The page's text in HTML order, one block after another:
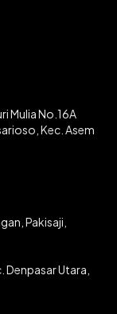
Mulia No.16A
Kec. Asem
Pakisaji,
Utara,